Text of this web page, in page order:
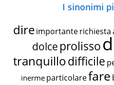
I sinonimi
dire importante richiesta
dolce prolisso
tranquillodifficile
inerme particolarefare